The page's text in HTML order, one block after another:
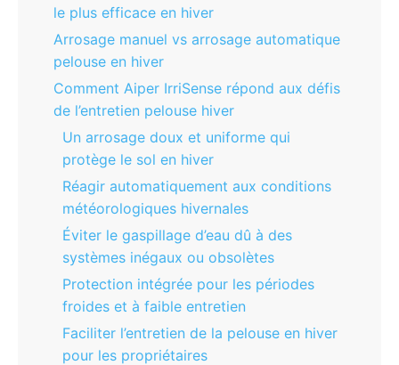
le plus efficace en hiver
Arrosage manuel vs arrosage automatique
pelouse en hiver
Comment Aiper IrriSense répond aux défis
de l’entretien pelouse hiver
Un arrosage doux et uniforme qui
protège le sol en hiver
Réagir automatiquement aux conditions
météorologiques hivernales
Éviter le gaspillage d’eau dû à des
systèmes inégaux ou obsolètes
Protection intégrée pour les périodes
froides et à faible entretien
Faciliter l’entretien de la pelouse en hiver
pour les propriétaires